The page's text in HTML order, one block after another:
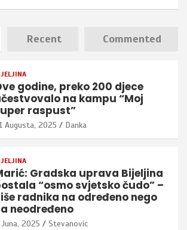
Recent Commented
godine, preko 200 djece
na kampu “Moj
raspust”
Augusta, 2025 Danka
Gradska uprava Bijeljina
“osmo svjetsko čudo” –
radnika na određeno nego
neodređeno
2025 Stevanovic